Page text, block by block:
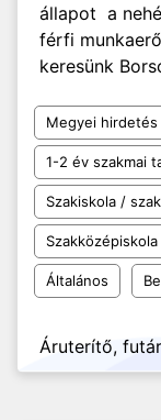
állapot a
férfi
keresünk
Megyei hirdetés
1-2 év szakmai
Szakiskola /
Szakközépiskola
Általános
Áruterítő, futár